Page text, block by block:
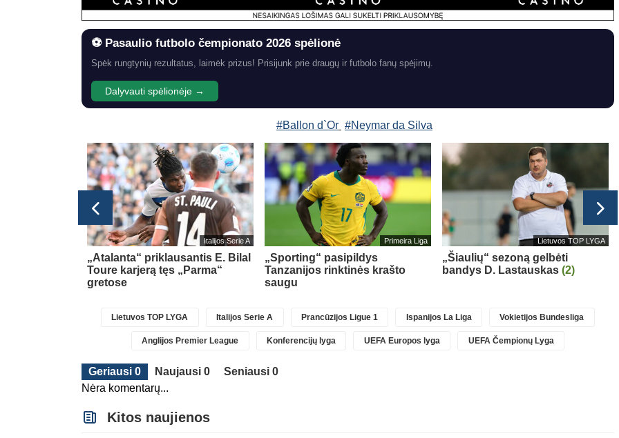
⚽ Pasaulio futbolo čempionato 2026 spėlionė
Spėk rungtynių rezultatus, laimėk prizus! Prisijunk prie draugų ir futbolo fanų spėjimų.
Dalyvauti spėlionėje →
#Ballon d`Or #Neymar da Silva
Italijos Serie A
„Atalanta“ priklausantis E. Bilal
Toure karjerą tęs „Parma“
gretose
Primeira Liga
„Sporting“ pasipildys
Tanzanijos rinktinės krašto
saugu
Lietuvos TOP LYGA
„Šiaulių“ sezoną gelbėti
bandys D. Lastauskas (2)
Lietuvos TOP LYGA Italijos Serie A Prancūzijos Ligue 1 Ispanijos La Liga Vokietijos Bundesliga
Anglijos Premier League Konferencijų lyga UEFA Europos lyga UEFA Čempionų Lyga
Geriausi 0 Naujausi 0
Seniausi 0
Nėra komentarų...
Kitos naujienos